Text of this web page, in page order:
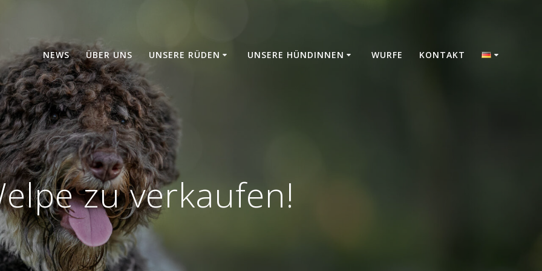
NEWS ÜBER UNS UNSERE RÜDEN UNSERE HÜNDINNEN WURFE KONTAKT
zu verkaufen!